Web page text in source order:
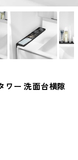
ワー 洗面台横隙